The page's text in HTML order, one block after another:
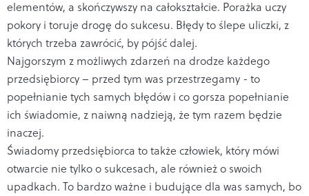
elementów, a skończywszy na całokształcie. Porażka uczy
pokory i toruje drogę do sukcesu. Błędy to ślepe uliczki, z
których trzeba zawrócić, by pójść dalej.
Najgorszym z możliwych zdarzeń na drodze każdego
przedsiębiorcy – przed tym was przestrzegamy - to
popełnianie tych samych błędów i co gorsza popełnianie
ich świadomie, z naiwną nadzieją, że tym razem będzie
inaczej.
Świadomy przedsiębiorca to także człowiek, który mówi
otwarcie nie tylko o sukcesach, ale również o swoich
upadkach. To bardzo ważne i budujące dla was samych, bo